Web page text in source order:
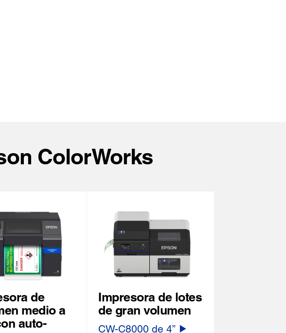
ColorWorks
de
medio a
auto-
Impresora de lotes
de gran volumen
CW-C8000 de 4”